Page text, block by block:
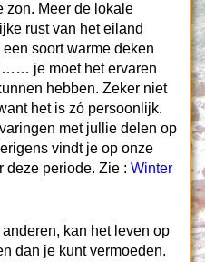
zon. Meer de lokale
rust van het eiland
soort warme deken
je moet het ervaren
hebben. Zeker niet
het is zó persoonlijk.
met jullie delen op
vindt je op onze
deze periode. Zie : Winter
kan het leven op
dan je kunt vermoeden.